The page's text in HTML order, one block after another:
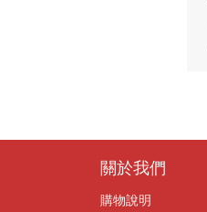
關於我們
購物說明